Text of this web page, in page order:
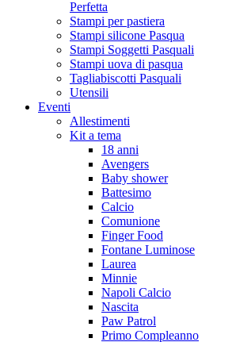
Perfetta
Stampi per pastiera
Stampi silicone Pasqua
Stampi Soggetti Pasquali
Stampi uova di pasqua
Tagliabiscotti Pasquali
Utensili
Eventi
Allestimenti
Kit a tema
18 anni
Avengers
Baby shower
Battesimo
Calcio
Comunione
Finger Food
Fontane Luminose
Laurea
Minnie
Napoli Calcio
Nascita
Paw Patrol
Primo Compleanno